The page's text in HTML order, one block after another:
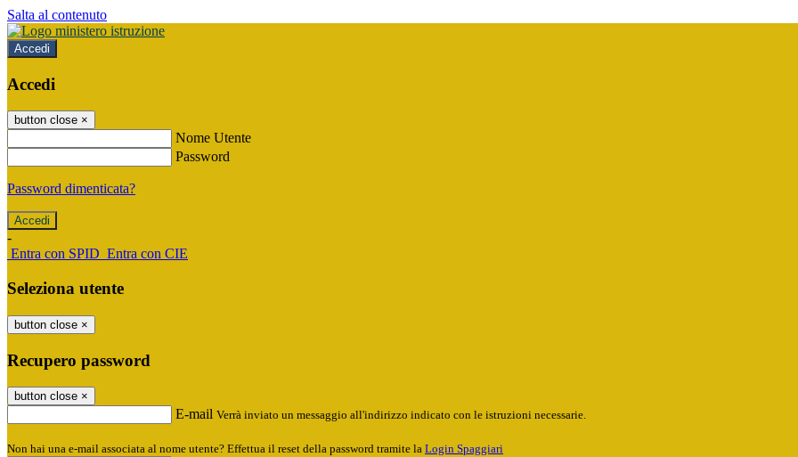
Salta al contenuto
Accedi
Accedi
button close ×
Nome Utente
Password
Password dimenticata?
-
Entra con SPID Entra con CIE
Seleziona utente
button close ×
Recupero password
button close ×
E-mail Verrà inviato un messaggio all'indirizzo indicato con le istruzioni necessarie.
Non hai una e-mail associata al nome utente? Effettua il reset della password tramite la Login Spaggiari